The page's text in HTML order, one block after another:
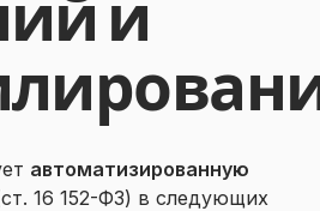
и
автоматизированную
16 152-ФЗ) в следующих